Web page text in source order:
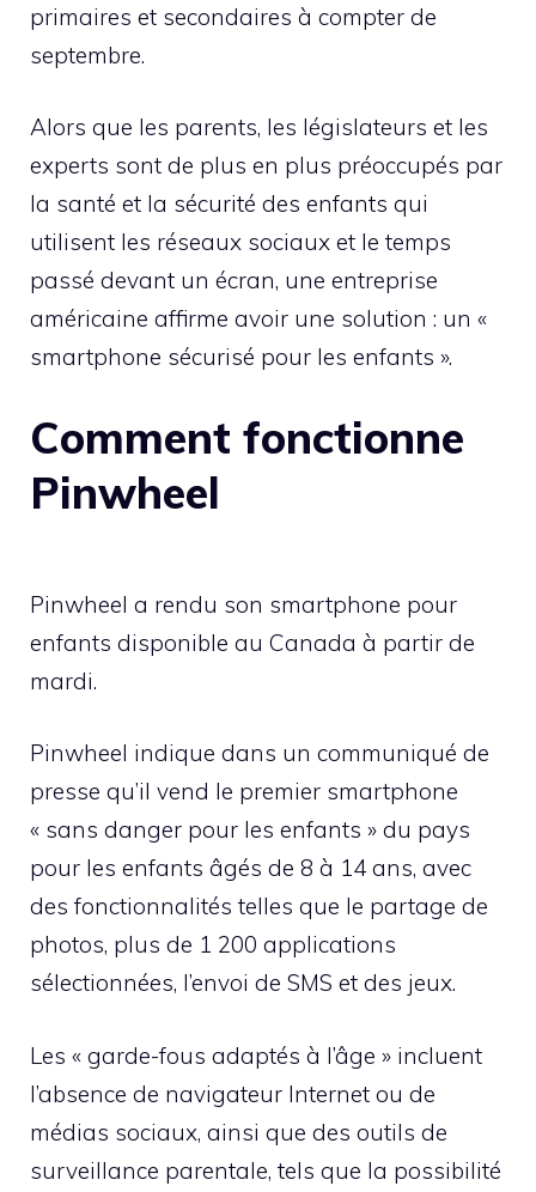
primaires et secondaires à compter de
septembre.
Alors que les parents, les législateurs et les
experts sont de plus en plus préoccupés par
la santé et la sécurité des enfants qui
utilisent les réseaux sociaux et le temps
passé devant un écran, une entreprise
américaine affirme avoir une solution : un «
smartphone sécurisé pour les enfants ».
Comment fonctionne
Pinwheel
Pinwheel a rendu son smartphone pour
enfants disponible au Canada à partir de
mardi.
Pinwheel indique dans un communiqué de
presse qu’il vend le premier smartphone
« sans danger pour les enfants » du pays
pour les enfants âgés de 8 à 14 ans, avec
des fonctionnalités telles que le partage de
photos, plus de 1 200 applications
sélectionnées, l’envoi de SMS et des jeux.
Les « garde-fous adaptés à l’âge » incluent
l’absence de navigateur Internet ou de
médias sociaux, ainsi que des outils de
surveillance parentale, tels que la possibilité